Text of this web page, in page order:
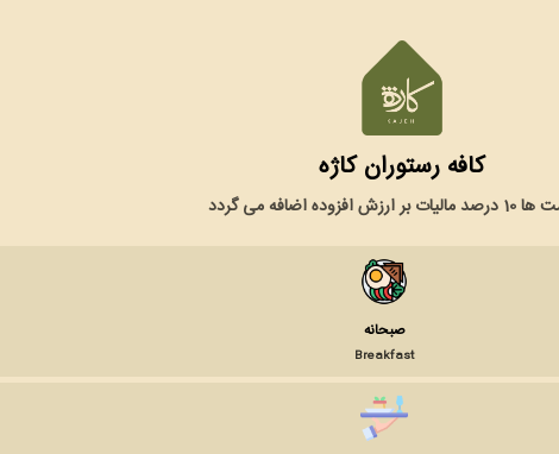
کافه رستوران کاژه
افزوده اضافه می گردد
صبحانه
Breakfast